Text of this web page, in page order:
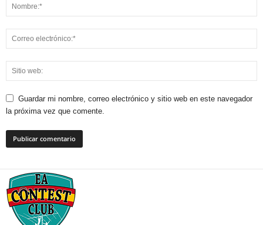
Guardar mi nombre, correo electrónico y sitio web en este navegador
la próxima vez que comente.